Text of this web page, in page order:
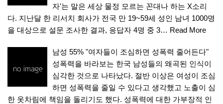
자'는 말은 세상 물정 모르는 꼰대나 하는 X소리
다. 지난달 한 리서치 회사가 전국 만 19~59세 성인 남녀 1000명
을 대상으로 설문 조사한 결과, 응답자 4명 중 3… Read More
남성 55% "여자들이 조심하면 성폭력 줄어든다"
성폭력을 바라보는 한국 남성들의 왜곡된 인식이
심각한 것으로 나타났다. 절반 이상은 여성이 조심
하면 성폭력을 줄일 수 있다고 생각했고 노출이 심
한 옷차림에 책임을 돌리기도 했다. 성폭력에 대한 가부장적 인